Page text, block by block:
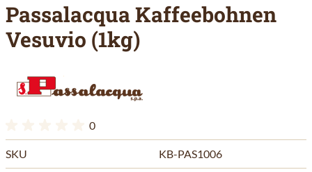
Passalacqua Kaffeebohnen
Vesuvio (1kg)
0
SKU KB-PAS1006